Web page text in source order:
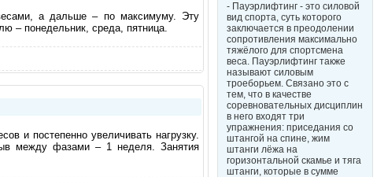
а дальше – по максимуму. Эту
– понедельник, среда, пятница.
и постепенно увеличивать нагрузку.
между фазами – 1 неделя. Занятия
- Пауэрлифтинг - это силовой
вид спорта, суть которого
заключается в преодолении
сопротивления максимально
тяжёлого для спортсмена
веса. Пауэрлифтинг также
называют силовым
троеборьем. Связано это с
тем, что в качестве
соревновательных дисциплин
в него входят три
упражнения: приседания со
штангой на спине, жим
штанги лёжа на
горизонтальной скамье и тяга
штанги, которые в сумме